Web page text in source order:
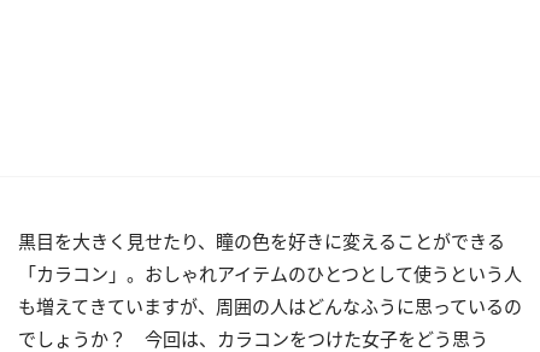
黒目を大きく見せたり、瞳の色を好きに変えることができる
「カラコン」。おしゃれアイテムのひとつとして使うという人
も増えてきていますが、周囲の人はどんなふうに思っているの
でしょうか？ 今回は、カラコンをつけた女子をどう思う